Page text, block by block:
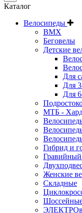
Каталог
Велосипеды
BMX
Беговелы
Детские
Для
Для
Для
МТБ -
Гибрид и
Гравийный
Женские
Складные